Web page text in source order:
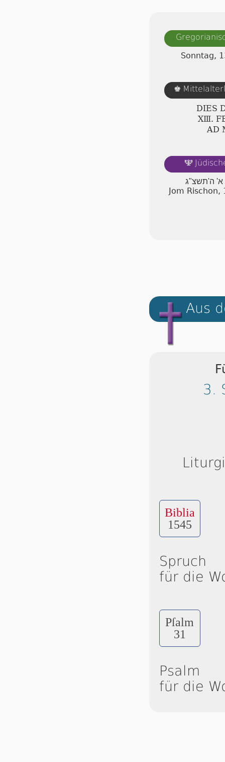
Sonntag,
♚
DIES
ⅩⅢ.
AD
🕎
א' ה'תשצ"ג
Jom Rischon,
Aus
3.
Biblia
1545
Spruch
für die
Pſalm
31
Psalm
für die